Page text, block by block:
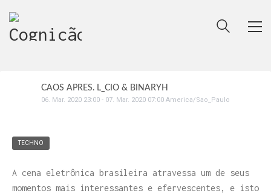
CAOS APRES. L_CIO & BINARYH
06. Mar. 2020 23:00 - 07. Mar. 2020 07:00 America/Sao_Paulo
TECHNO
A cena eletrônica brasileira atravessa um de seus
momentos mais interessantes e efervescentes, e isto